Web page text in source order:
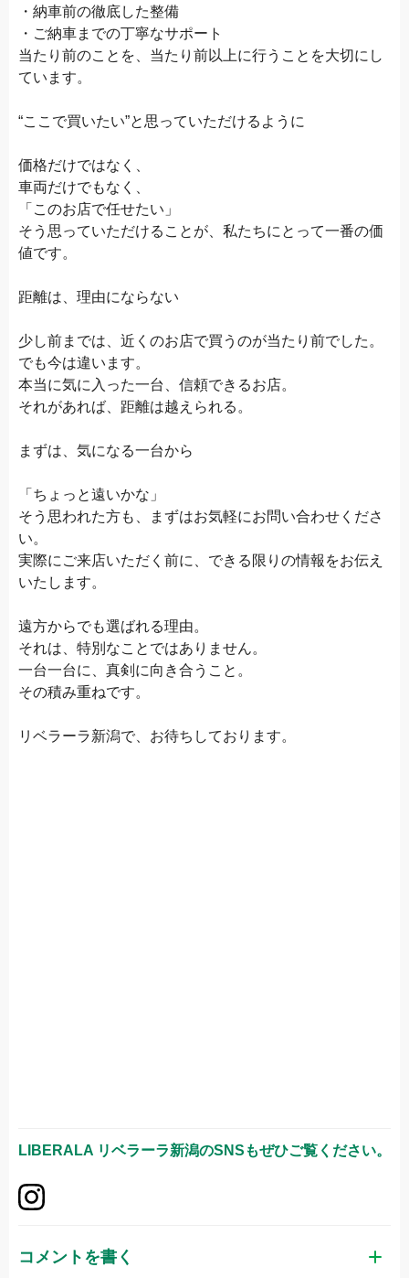
・納車前の徹底した整備
・ご納車までの丁寧なサポート
当たり前のことを、当たり前以上に行うことを大切にし
ています。
“ここで買いたい”と思っていただけるように
価格だけではなく、
車両だけでもなく、
「このお店で任せたい」
そう思っていただけることが、私たちにとって一番の価
値です。
距離は、理由にならない
少し前までは、近くのお店で買うのが当たり前でした。
でも今は違います。
本当に気に入った一台、信頼できるお店。
それがあれば、距離は越えられる。
まずは、気になる一台から
「ちょっと遠いかな」
そう思われた方も、まずはお気軽にお問い合わせくださ
い。
実際にご来店いただく前に、できる限りの情報をお伝え
いたします。
遠方からでも選ばれる理由。
それは、特別なことではありません。
一台一台に、真剣に向き合うこと。
その積み重ねです。
リベラーラ新潟で、お待ちしております。
LIBERALA リベラーラ新潟のSNSもぜひご覧ください。
コメントを書く